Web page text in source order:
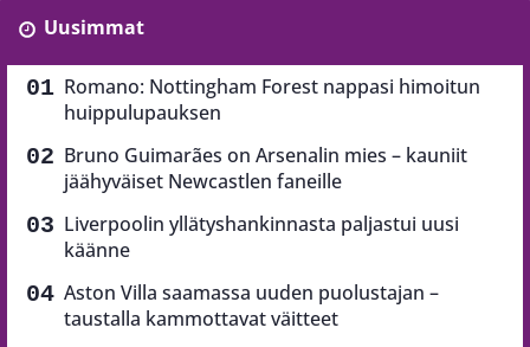
Uusimmat
Romano: Nottingham Forest nappasi himoitun
huippulupauksen
Bruno Guimarães on Arsenalin mies – kauniit
jäähyväiset Newcastlen faneille
Liverpoolin yllätyshankinnasta paljastui uusi
käänne
Aston Villa saamassa uuden puolustajan –
taustalla kammottavat väitteet